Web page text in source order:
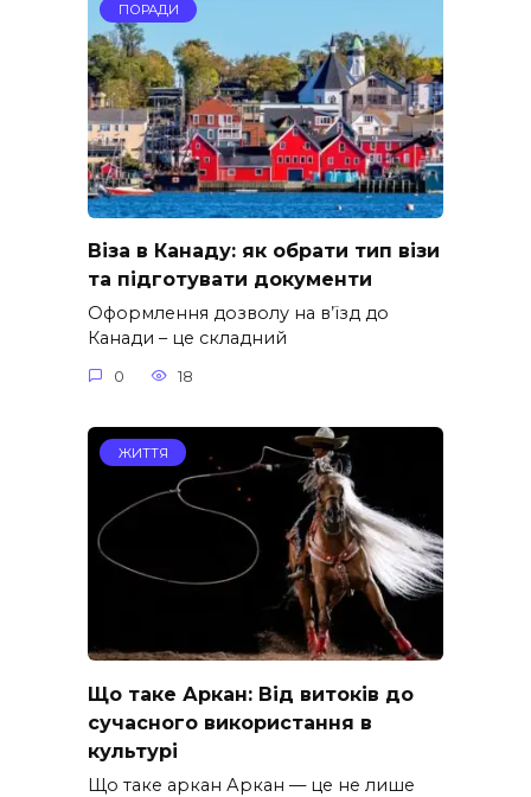
ПОРАДИ
Віза в Канаду: як обрати тип візи
та підготувати документи
Оформлення дозволу на в’їзд до
Канади – це складний
0 18
ЖИТТЯ
Що таке Аркан: Від витоків до
сучасного використання в
культурі
Що таке аркан Аркан — це не лише